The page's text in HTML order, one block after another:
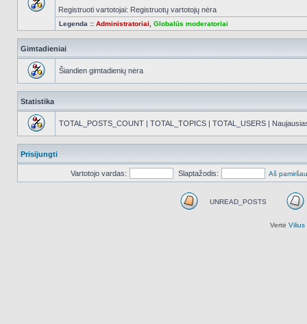
Registruoti vartotojai: Registruotų vartotojų nėra
Legenda :: Administratoriai Globalūs moderatoriai
Gimtadieniai
Šiandien gimtadienių nėra
Statistika
TOTAL_POSTS_COUNT | TOTAL_TOPICS | TOTAL_USERS |
Prisijungti
Vartotojo vardas: Slaptažodis: Aš
UNREAD_POSTS
Vertė Vilius